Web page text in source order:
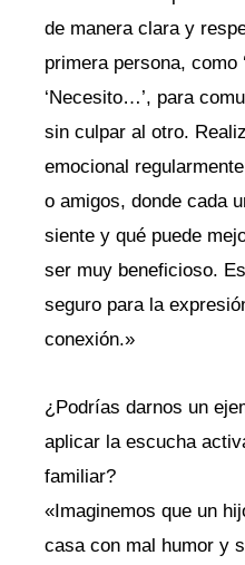
de manera clara y
primera persona, como
‘Necesito…’, para
sin culpar al otro.
emocional
o amigos, donde cada
siente y qué puede
ser muy beneficioso.
seguro para la
conexión.»
¿Podrías darnos un
aplicar la escucha
familiar?
«Imaginemos que un
casa con mal humor y